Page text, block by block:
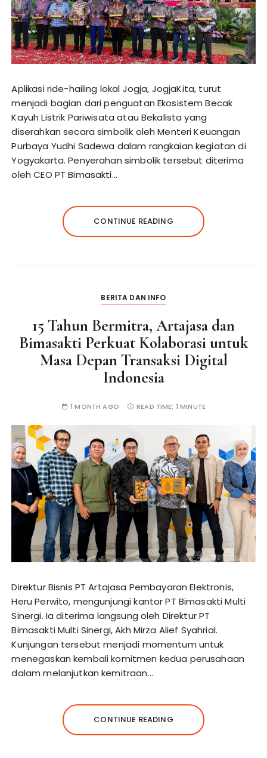
Aplikasi ride-hailing lokal Jogja, JogjaKita, turut
menjadi bagian dari penguatan Ekosistem Becak
Kayuh Listrik Pariwisata atau Bekalista yang
diserahkan secara simbolik oleh Menteri Keuangan
Purbaya Yudhi Sadewa dalam rangkaian kegiatan di
Yogyakarta. Penyerahan simbolik tersebut diterima
oleh CEO PT Bimasakti…
CONTINUE READING
BERITA DAN INFO
15 Tahun Bermitra, Artajasa dan
Bimasakti Perkuat Kolaborasi untuk
Masa Depan Transaksi Digital
Indonesia
1 MONTH AGO READ TIME: 1 MINUTE
Direktur Bisnis PT Artajasa Pembayaran Elektronis,
Heru Perwito, mengunjungi kantor PT Bimasakti Multi
Sinergi. Ia diterima langsung oleh Direktur PT
Bimasakti Multi Sinergi, Akh Mirza Alief Syahrial.
Kunjungan tersebut menjadi momentum untuk
menegaskan kembali komitmen kedua perusahaan
dalam melanjutkan kemitraan…
CONTINUE READING